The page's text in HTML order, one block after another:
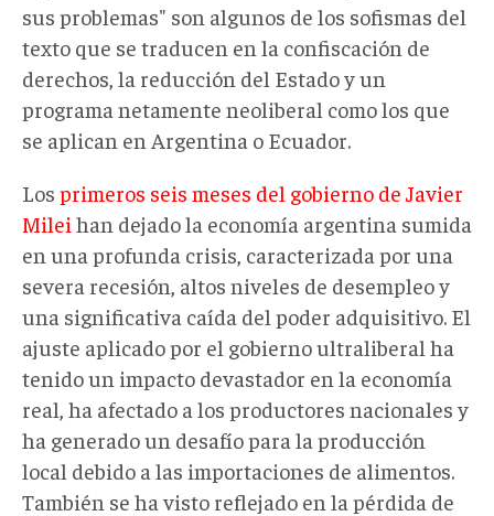
sus problemas" son algunos de los sofismas del
texto que se traducen en la confiscación de
derechos, la reducción del Estado y un
programa netamente neoliberal como los que
se aplican en Argentina o Ecuador.
Los primeros seis meses del gobierno de Javier
Milei han dejado la economía argentina sumida
en una profunda crisis, caracterizada por una
severa recesión, altos niveles de desempleo y
una significativa caída del poder adquisitivo. El
ajuste aplicado por el gobierno ultraliberal ha
tenido un impacto devastador en la economía
real, ha afectado a los productores nacionales y
ha generado un desafío para la producción
local debido a las importaciones de alimentos.
También se ha visto reflejado en la pérdida de